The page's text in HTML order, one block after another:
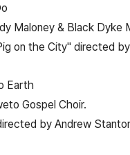
Maloney & Black Dyke
on the City" directed
Earth
Gospel Choir.
by Andrew